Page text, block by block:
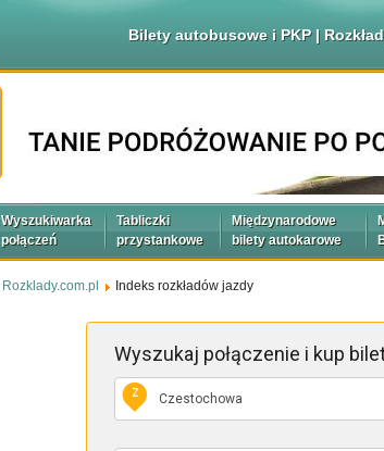
Bilety autobusowe i PKP |
Wyszukiwarka
połączeń
Tabliczki
przystankowe
Międzynarodowe
bilety autokarowe
Rozklady.com.pl Indeks rozkładów jazdy
Wyszukaj połączenie i kup
Z